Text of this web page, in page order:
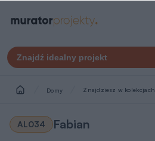
Znajdź idealny projekt
Domy Znajdziesz w kolekcjach
AL034 Fabian